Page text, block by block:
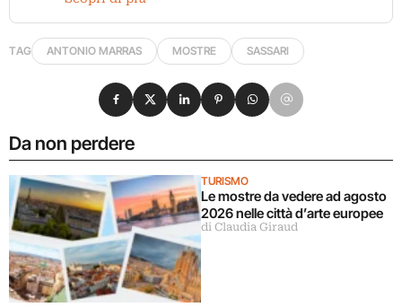
TAG ANTONIO MARRAS MOSTRE SASSARI
Da non perdere
TURISMO
Le mostre da vedere ad agosto
2026 nelle città d’arte europee
di Claudia Giraud
Condividi su Facebook
Condividi su X
Condividi su LinkedIn
Condividi su Pinterest
Condividi su WhatsApp
Condividi su Email